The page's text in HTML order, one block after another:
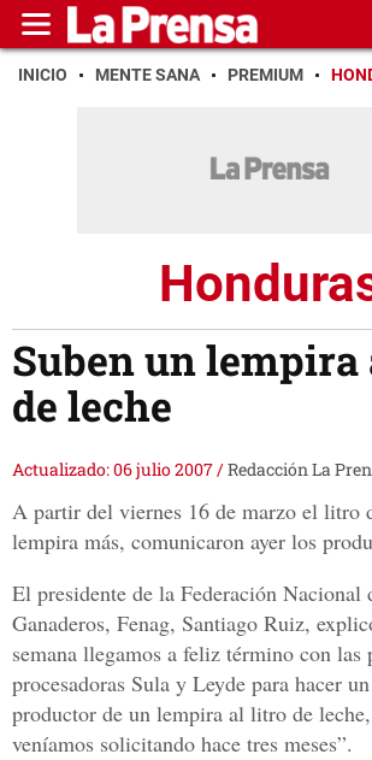
INICIO MENTE SANA PREMIUM
Suben un
de leche
Actualizado: 06 julio 2007/Redacción La
A partir del viernes 16 de marzo el litro
lempira más, comunicaron ayer los
El presidente de la Federación
Ganaderos, Fenag, Santiago Ruiz,
semana llegamos a feliz término con las
procesadoras Sula y Leyde para hacer
productor de un lempira al litro de
veníamos solicitando hace tres meses”.